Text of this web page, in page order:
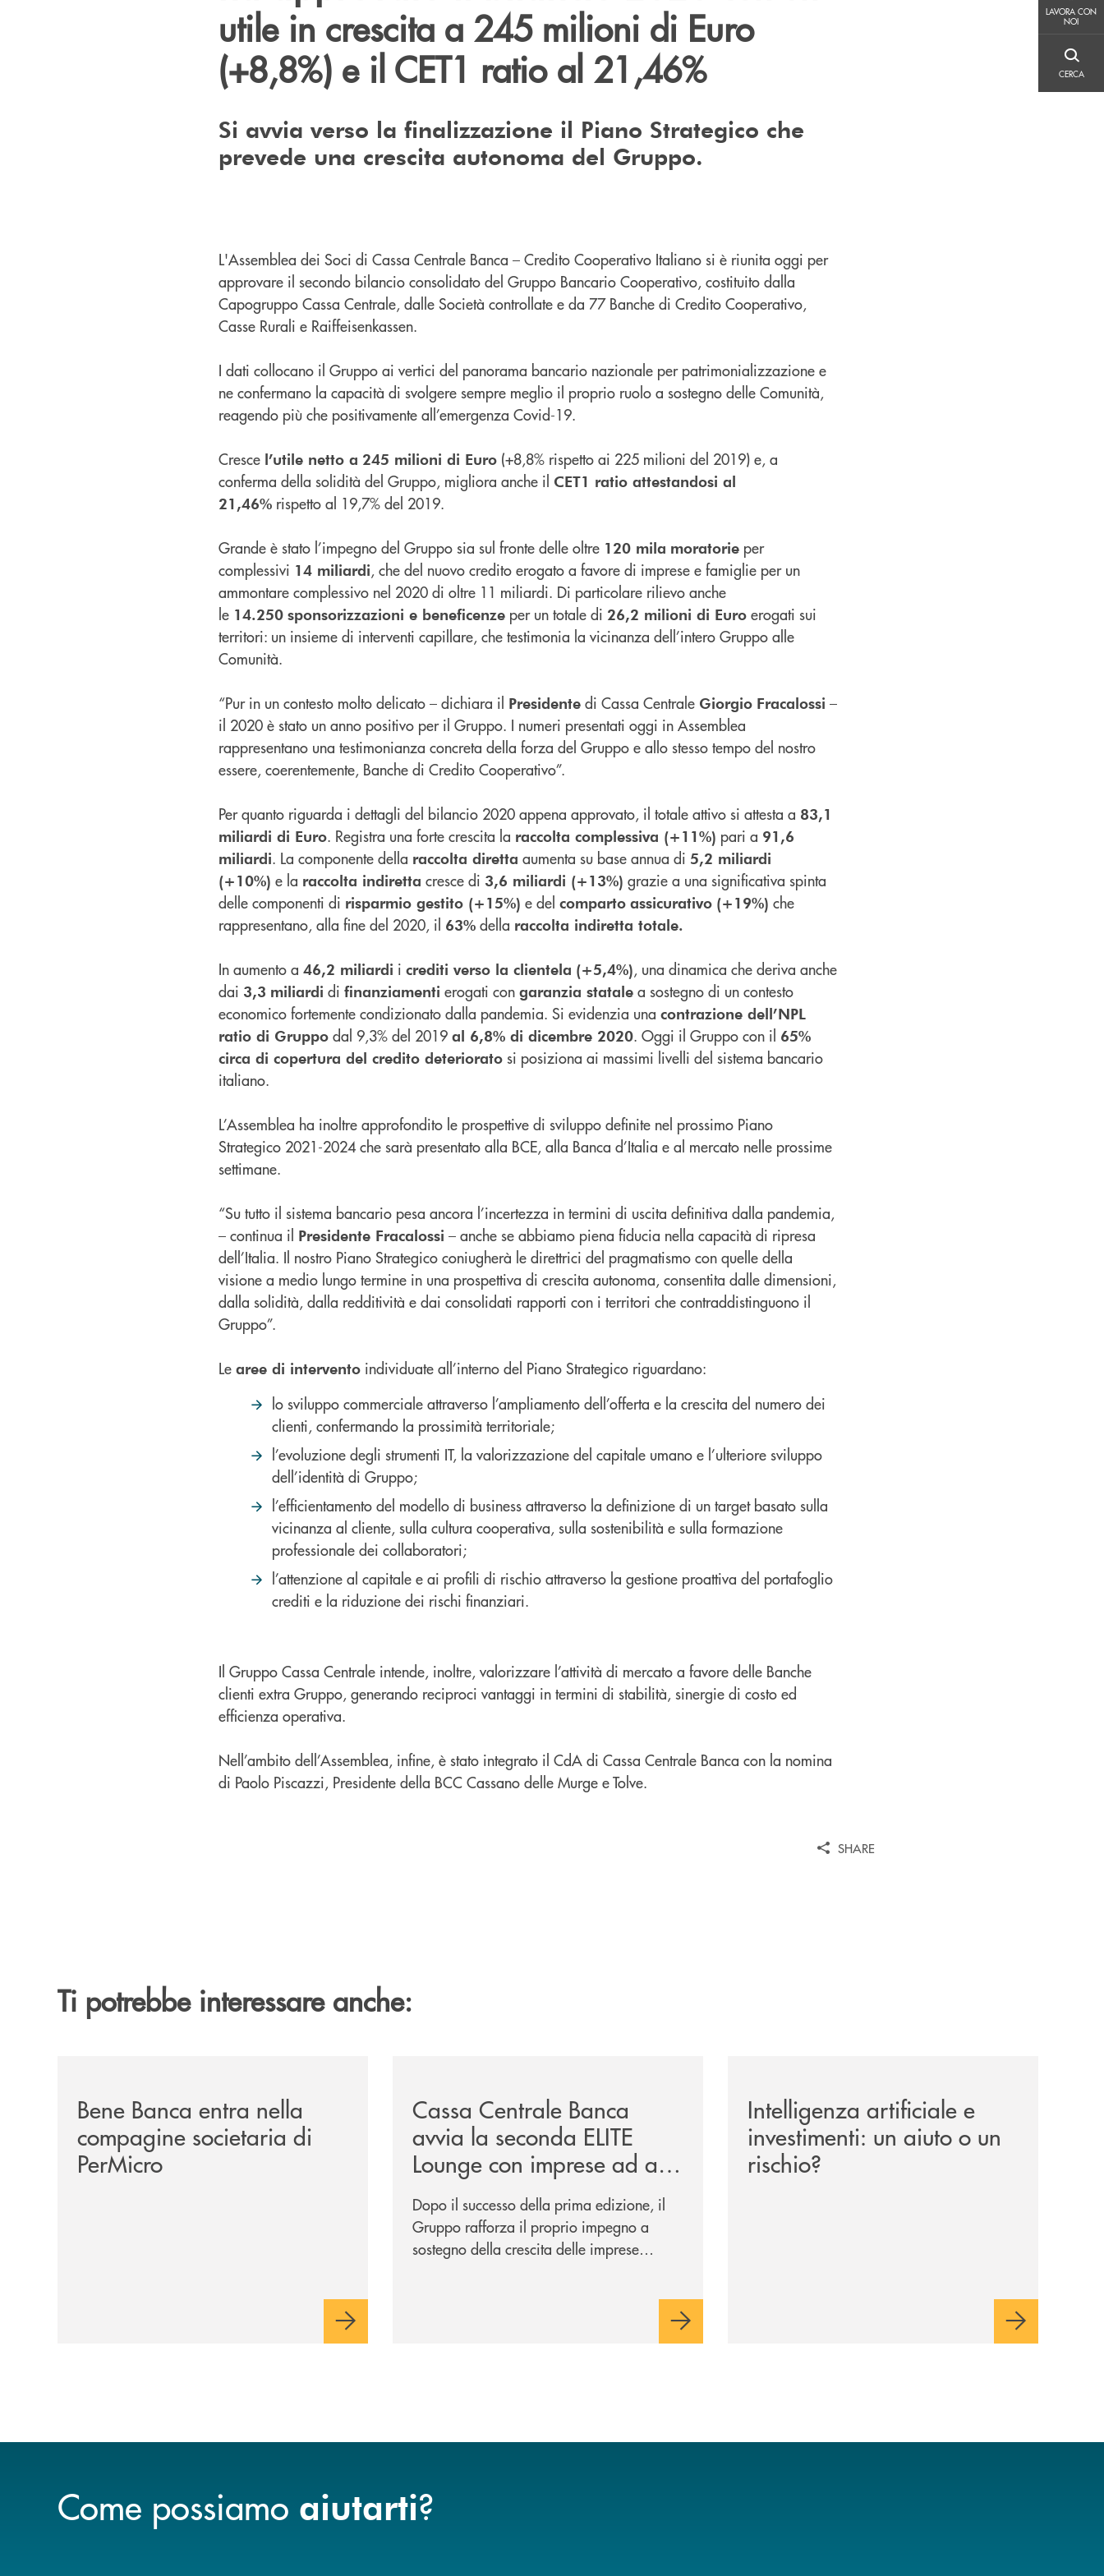
LAVORA CON
NOI
CERCA
utile in crescita a 245 milioni di Euro
(+8,8%) e il CET1 ratio al 21,46%
Si avvia verso la finalizzazione il Piano Strategico che
prevede una crescita autonoma del Gruppo.
L'Assemblea dei Soci di Cassa Centrale Banca – Credito Cooperativo Italiano si è riunita oggi per
approvare il secondo bilancio consolidato del Gruppo Bancario Cooperativo, costituito dalla
Capogruppo Cassa Centrale, dalle Società controllate e da 77 Banche di Credito Cooperativo,
Casse Rurali e Raiffeisenkassen.
I dati collocano il Gruppo ai vertici del panorama bancario nazionale per patrimonializzazione e
ne confermano la capacità di svolgere sempre meglio il proprio ruolo a sostegno delle Comunità,
reagendo più che positivamente all’emergenza Covid-19.
Cresce l’utile netto a 245 milioni di Euro (+8,8% rispetto ai 225 milioni del 2019) e, a
conferma della solidità del Gruppo, migliora anche il CET1 ratio attestandosi al
21,46% rispetto al 19,7% del 2019.
Grande è stato l’impegno del Gruppo sia sul fronte delle oltre 120 mila moratorie per
complessivi 14 miliardi, che del nuovo credito erogato a favore di imprese e famiglie per un
ammontare complessivo nel 2020 di oltre 11 miliardi. Di particolare rilievo anche
le 14.250 sponsorizzazioni e beneficenze per un totale di 26,2 milioni di Euro erogati sui
territori: un insieme di interventi capillare, che testimonia la vicinanza dell’intero Gruppo alle
Comunità.
“Pur in un contesto molto delicato – dichiara il Presidente di Cassa Centrale Giorgio Fracalossi –
il 2020 è stato un anno positivo per il Gruppo. I numeri presentati oggi in Assemblea
rappresentano una testimonianza concreta della forza del Gruppo e allo stesso tempo del nostro
essere, coerentemente, Banche di Credito Cooperativo”.
Per quanto riguarda i dettagli del bilancio 2020 appena approvato, il totale attivo si attesta a 83,1
miliardi di Euro. Registra una forte crescita la raccolta complessiva (+11%) pari a 91,6
miliardi. La componente della raccolta diretta aumenta su base annua di 5,2 miliardi
(+10%) e la raccolta indiretta cresce di 3,6 miliardi (+13%) grazie a una significativa spinta
delle componenti di risparmio gestito (+15%) e del comparto assicurativo (+19%) che
rappresentano, alla fine del 2020, il 63% della raccolta indiretta totale.
In aumento a 46,2 miliardi i crediti verso la clientela (+5,4%), una dinamica che deriva anche
dai 3,3 miliardi di finanziamenti erogati con garanzia statale a sostegno di un contesto
economico fortemente condizionato dalla pandemia. Si evidenzia una contrazione dell’NPL
ratio di Gruppo dal 9,3% del 2019 al 6,8% di dicembre 2020. Oggi il Gruppo con il 65%
circa di copertura del credito deteriorato si posiziona ai massimi livelli del sistema bancario
italiano.
L’Assemblea ha inoltre approfondito le prospettive di sviluppo definite nel prossimo Piano
Strategico 2021-2024 che sarà presentato alla BCE, alla Banca d’Italia e al mercato nelle prossime
settimane.
“Su tutto il sistema bancario pesa ancora l’incertezza in termini di uscita definitiva dalla pandemia,
– continua il Presidente Fracalossi – anche se abbiamo piena fiducia nella capacità di ripresa
dell’Italia. Il nostro Piano Strategico coniugherà le direttrici del pragmatismo con quelle della
visione a medio lungo termine in una prospettiva di crescita autonoma, consentita dalle dimensioni,
dalla solidità, dalla redditività e dai consolidati rapporti con i territori che contraddistinguono il
Gruppo”.
Le aree di intervento individuate all’interno del Piano Strategico riguardano:
lo sviluppo commerciale attraverso l’ampliamento dell’offerta e la crescita del numero dei
clienti, confermando la prossimità territoriale;
l’evoluzione degli strumenti IT, la valorizzazione del capitale umano e l’ulteriore sviluppo
dell’identità di Gruppo;
l’efficientamento del modello di business attraverso la definizione di un target basato sulla
vicinanza al cliente, sulla cultura cooperativa, sulla sostenibilità e sulla formazione
professionale dei collaboratori;
l’attenzione al capitale e ai profili di rischio attraverso la gestione proattiva del portafoglio
crediti e la riduzione dei rischi finanziari.
Il Gruppo Cassa Centrale intende, inoltre, valorizzare l’attività di mercato a favore delle Banche
clienti extra Gruppo, generando reciproci vantaggi in termini di stabilità, sinergie di costo ed
efficienza operativa.
Nell’ambito dell’Assemblea, infine, è stato integrato il CdA di Cassa Centrale Banca con la nomina
di Paolo Piscazzi, Presidente della BCC Cassano delle Murge e Tolve.
SHARE
Ti potrebbe interessare anche:
Bene Banca entra nella
compagine societaria di
PerMicro
Cassa Centrale Banca
avvia la seconda ELITE
Lounge con imprese ad alto
potenziale
Dopo il successo della prima edizione, il
Gruppo rafforza il proprio impegno a
sostegno della crescita delle imprese
Intelligenza artificiale e
investimenti: un aiuto o un
rischio?
Come possiamo aiutarti?